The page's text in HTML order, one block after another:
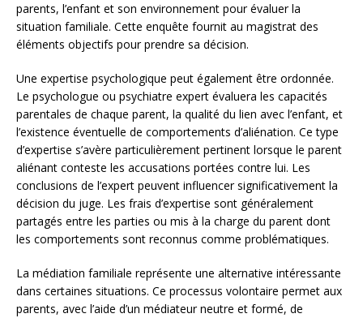
parents, l’enfant et son environnement pour évaluer la
situation familiale. Cette enquête fournit au magistrat des
éléments objectifs pour prendre sa décision.
Une expertise psychologique peut également être ordonnée.
Le psychologue ou psychiatre expert évaluera les capacités
parentales de chaque parent, la qualité du lien avec l’enfant, et
l’existence éventuelle de comportements d’aliénation. Ce type
d’expertise s’avère particulièrement pertinent lorsque le parent
aliénant conteste les accusations portées contre lui. Les
conclusions de l’expert peuvent influencer significativement la
décision du juge. Les frais d’expertise sont généralement
partagés entre les parties ou mis à la charge du parent dont
les comportements sont reconnus comme problématiques.
La médiation familiale représente une alternative intéressante
dans certaines situations. Ce processus volontaire permet aux
parents, avec l’aide d’un médiateur neutre et formé, de